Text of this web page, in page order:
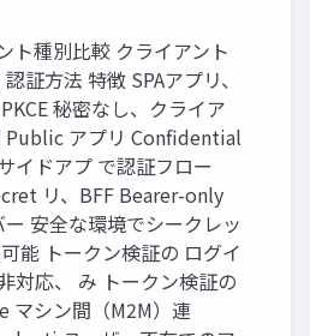
ト種別比較 クライアント
証方法 特徴 SPAアプリ、
秘密なし、クライア
Public アプリ Confidential
イドアプ で認証フロー
リ、BFF Bearer-only
ー 安全な環境でシークレッ
能 トークン検証の ログイ
対応、 み トークン検証の
マシン間（M2M）連